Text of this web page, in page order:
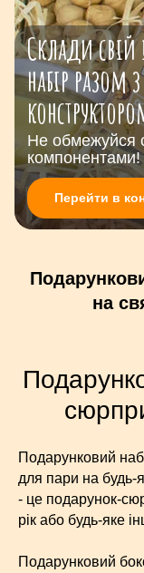
Перейти в
Склади
набір разом
Не обмежуйся
компонентами!
на
Подарунковий
для пари на
- це подарунок-
рік або будь-яке
Подарунковий